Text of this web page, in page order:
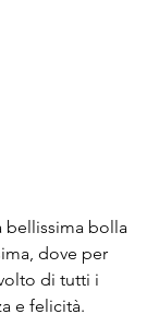
bellissima bolla
dove per
di tutti i
e felicità.